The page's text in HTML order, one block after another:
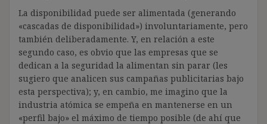
La disponibilidad puede ser alimentada (generando
«cascadas de disponibilidad») involuntariamente, pero
también deliberadamente. Y, en relación a este
segundo caso, es obvio que las empresas que se
dedican a la seguridad la alimentan sin parar (les
sugiero que analicen sus campañas publicitarias bajo
esta perspectiva); y, en cambio, me imagino que la
industria atómica se empeña en mantenerse en un
«perfil bajo» el máximo de tiempo posible (de ahí que